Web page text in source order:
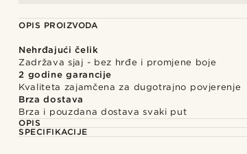
OPIS PROIZVODA
Nehrđajući čelik
Zadržava sjaj - bez hrđe i promjene boje
2 godine garancije
Kvaliteta zajamčena za dugotrajno povjerenje
Brza dostava
Brza i pouzdana dostava svaki put
OPIS
SPECIFIKACIJE